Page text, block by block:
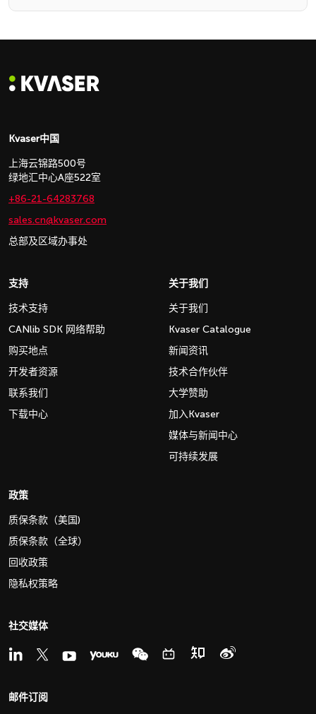
Kvaser中国
上海云锦路500号
绿地汇中心A座522室
+86-21-64283768
sales.cn@kvaser.com
总部及区域办事处
支持
技术支持
CANlib SDK 网络帮助
购买地点
开发者资源
联系我们
下载中心
关于我们
关于我们
Kvaser Catalogue
新闻资讯
技术合作伙伴
大学赞助
加入Kvaser
媒体与新闻中心
可持续发展
政策
质保条款（美国)
质保条款（全球）
回收政策
隐私权策略
社交媒体
邮件订阅